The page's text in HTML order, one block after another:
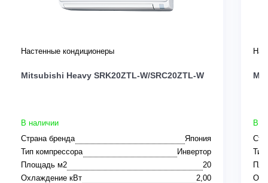
Настенные кондиционеры
Mitsubishi Heavy SRK20ZTL-W/SRC20ZTL-W
В наличии
Страна бренда
Япония
Тип компрессора
Инвертор
Площадь м2
20
Охлаждение кВт
2,00
В
Тип